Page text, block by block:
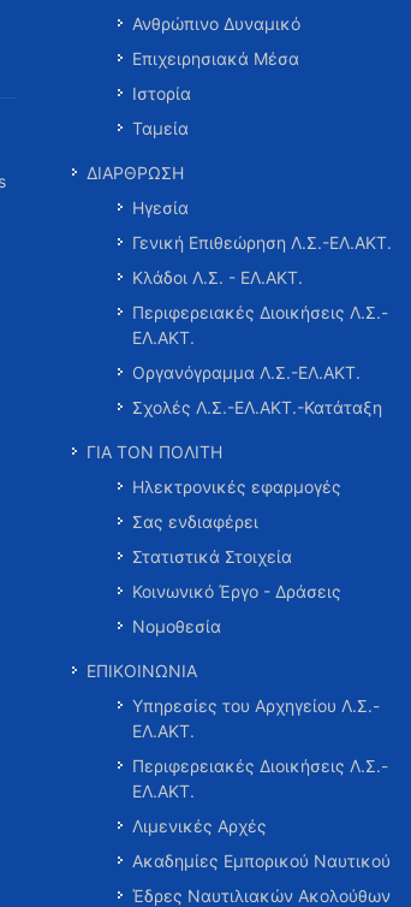
Ανθρώπινο Δυναμικό
Επιχειρησιακά Μέσα
Ιστορία
Ταμεία
ΔΙΑΡΘΡΩΣΗ
Ηγεσία
Γενική Επιθεώρηση Λ.Σ.-ΕΛ.ΑΚΤ.
Κλάδοι Λ.Σ. - ΕΛ.ΑΚΤ.
Περιφερειακές Διοικήσεις Λ.Σ.-
ΕΛ.ΑΚΤ.
Οργανόγραμμα Λ.Σ.-ΕΛ.ΑΚΤ.
Σχολές Λ.Σ.-ΕΛ.ΑΚΤ.-Κατάταξη
ΓΙΑ ΤΟΝ ΠΟΛΙΤΗ
Ηλεκτρονικές εφαρμογές
Σας ενδιαφέρει
Στατιστικά Στοιχεία
Κοινωνικό Έργο - Δράσεις
Νομοθεσία
ΕΠΙΚΟΙΝΩΝΙΑ
Υπηρεσίες του Αρχηγείου Λ.Σ.-
ΕΛ.ΑΚΤ.
Περιφερειακές Διοικήσεις Λ.Σ.-
ΕΛ.ΑΚΤ.
Λιμενικές Αρχές
Ακαδημίες Εμπορικού Ναυτικού
Έδρες Ναυτιλιακών Ακολούθων